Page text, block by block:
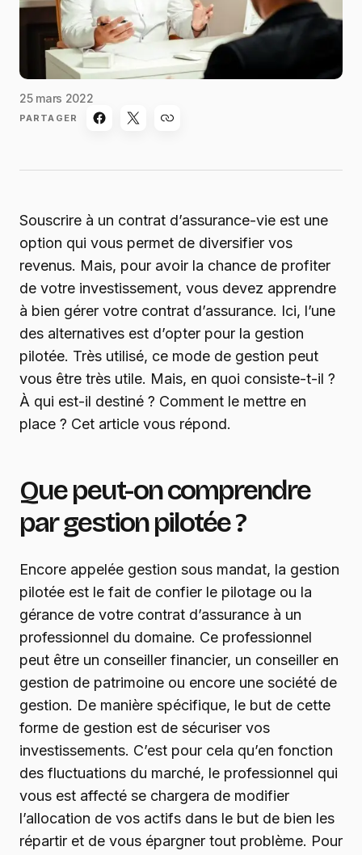
25 mars 2022
PARTAGER
Souscrire à un contrat d’assurance-vie est une
option qui vous permet de diversifier vos
revenus. Mais, pour avoir la chance de profiter
de votre investissement, vous devez apprendre
à bien gérer votre contrat d’assurance. Ici, l’une
des alternatives est d’opter pour la gestion
pilotée. Très utilisé, ce mode de gestion peut
vous être très utile. Mais, en quoi consiste-t-il ?
À qui est-il destiné ? Comment le mettre en
place ? Cet article vous répond.
Que peut-on comprendre
par gestion pilotée ?
Encore appelée gestion sous mandat, la gestion
pilotée est le fait de confier le pilotage ou la
gérance de votre contrat d’assurance à un
professionnel du domaine. Ce professionnel
peut être un conseiller financier, un conseiller en
gestion de patrimoine ou encore une société de
gestion. De manière spécifique, le but de cette
forme de gestion est de sécuriser vos
investissements. C’est pour cela qu’en fonction
des fluctuations du marché, le professionnel qui
vous est affecté se chargera de modifier
l’allocation de vos actifs dans le but de bien les
répartir et de vous épargner tout problème. Pour